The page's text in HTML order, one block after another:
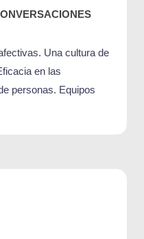
Una cultura de
en las
personas. Equipos